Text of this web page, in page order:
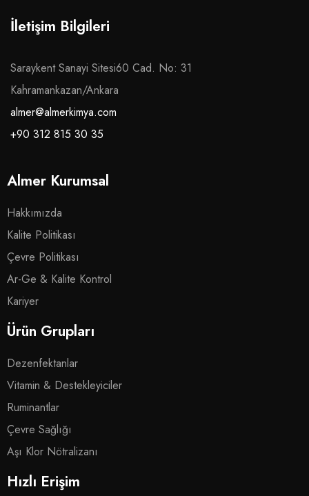
İletişim Bilgileri
Saraykent Sanayi Sitesi60 Cad. No: 31
Kahramankazan/Ankara
almer@almerkimya.com
+90 312 815 30 35
Almer Kurumsal
Hakkımızda
Kalite Politikası
Çevre Politikası
Ar-Ge & Kalite Kontrol
Kariyer
Ürün Grupları
Dezenfektanlar
Vitamin & Destekleyiciler
Ruminantlar
Çevre Sağlığı
Aşı Klor Nötralizanı
Hızlı Erişim